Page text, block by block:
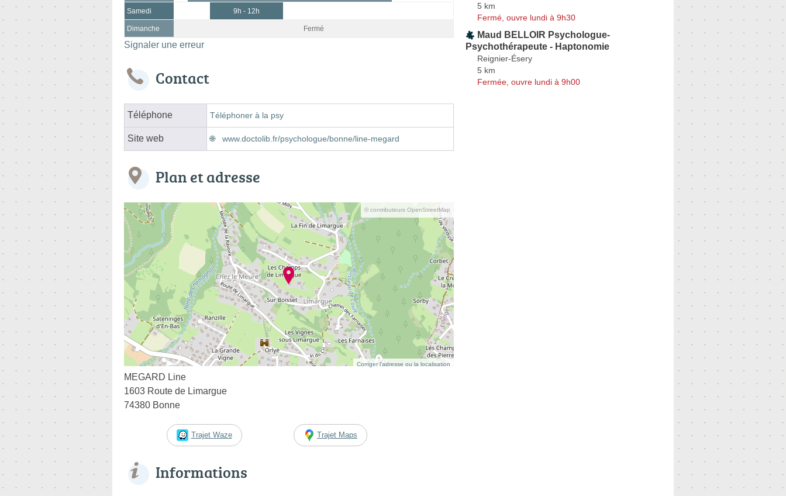
Samedi 9h - 12h
Dimanche Fermé
Signaler une erreur
Contact
Téléphone Téléphoner à la psy
Site web www.doctolib.fr/psychologue/bonne/line-megard
Plan et adresse
© contributeurs OpenStreetMap
Corriger l’adresse ou la localisation
MEGARD Line
1603 Route de Limargue
74380 Bonne
Trajet Waze Trajet Maps
Informations
5 km
Fermé, ouvre lundi à 9h30
Maud BELLOIR Psychologue-
Psychothérapeute - Haptonomie
Reignier-Ésery
5 km
Fermée, ouvre lundi à 9h00